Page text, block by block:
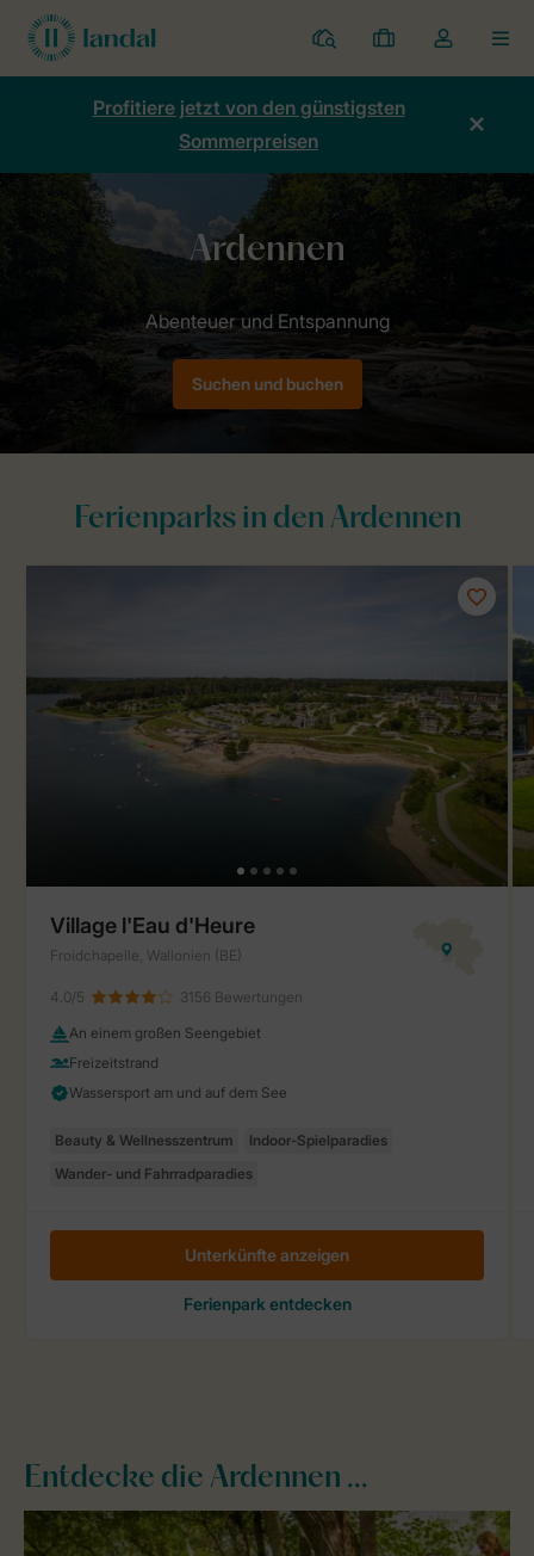
Ferienparks
Meine
Buchungen
Dropdown-
Menü
Kontos
Profitiere jetzt von den günstigsten
Sommerpreisen
Belgien
Suchen und buchen
Entdecke die Ardennen ...